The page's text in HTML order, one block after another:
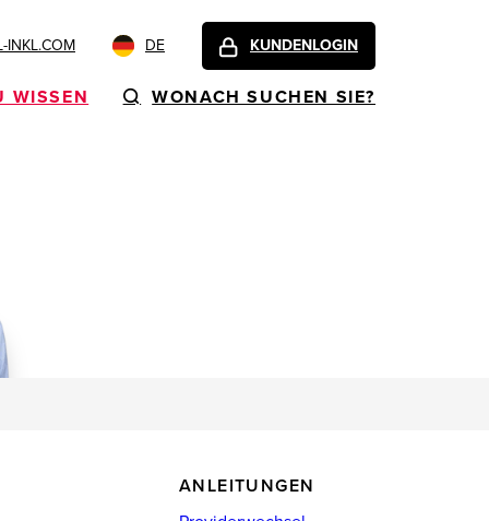
INKL.COM DE KUNDENLOGIN
WISSEN WONACH SUCHEN SIE?
ANLEITUNGEN